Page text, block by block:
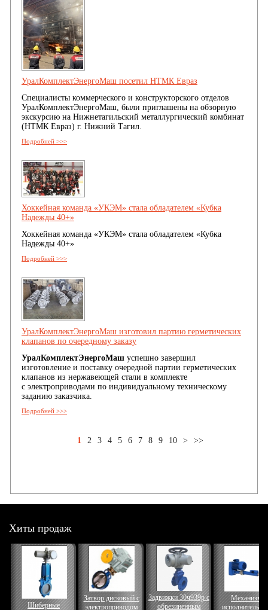
УралКомплектЭнергоМаш посетил НТМК Евраз
Специалисты коммерческого и конструкторского отделов
УралКомплектЭнергоМаш, были приглашены на обзорную
экскурсию на Нижнетагильский металлургический комбинат
(НТМК Евраз) г. Нижний Тагил.
Подробней >>>
Хоккейная команда «УКЭМ» стала обладателем «Кубка
Надежды 40+»
Хоккейная команда «УКЭМ» стала обладателем «Кубка
Надежды 40+»
Подробней >>>
УралКомплектЭнергоМаш изготовил партию герметических
клапанов по очередному заказу
УралКомплектЭнергоМаш успешно завершил
изготовление и поставку очередной партии герметических
клапанов из нержавеющей стали в комплекте
с электроприводами по индивидуальному техническому
заданию заказчика.
Подробней >>>
1 2 3 4 5 6 7 8 9 10 > >>
Хиты продаж
Шиберные
Затвор дисковый с
электроприводом
Задвижки 30ч939р с
обрезиненным
Механизм